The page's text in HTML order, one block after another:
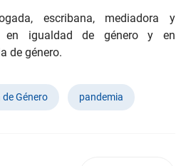
escribana, mediadora y
en igualdad de género y en
de género.
Género pandemia